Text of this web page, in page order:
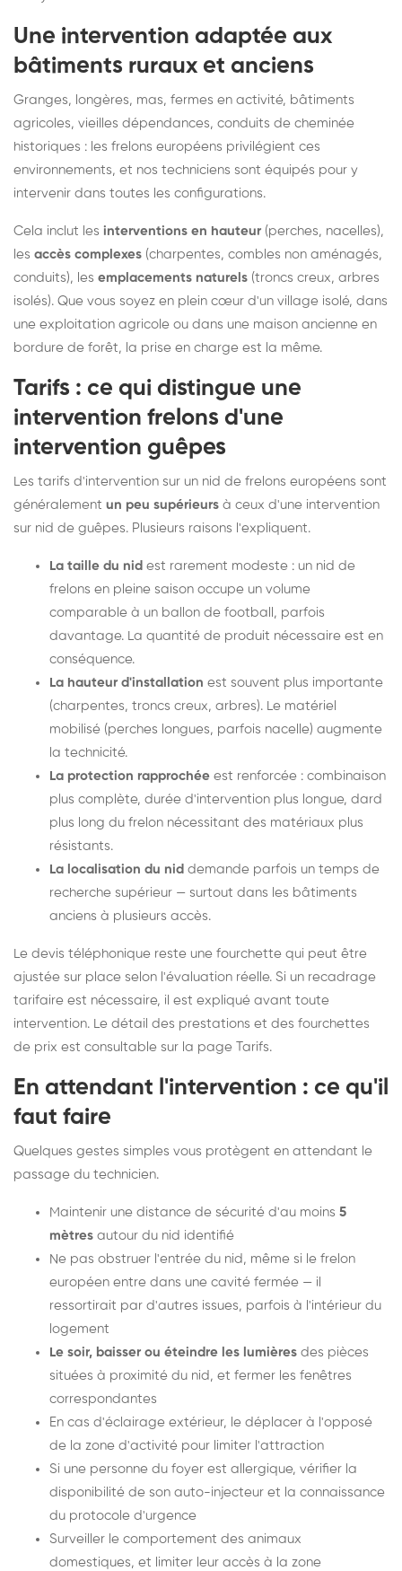
Une intervention adaptée aux
bâtiments ruraux et anciens
Granges, longères, mas, fermes en activité, bâtiments
agricoles, vieilles dépendances, conduits de cheminée
historiques : les frelons européens privilégient ces
environnements, et nos techniciens sont équipés pour y
intervenir dans toutes les configurations.
Cela inclut les interventions en hauteur (perches, nacelles),
les accès complexes (charpentes, combles non aménagés,
conduits), les emplacements naturels (troncs creux, arbres
isolés). Que vous soyez en plein cœur d'un village isolé, dans
une exploitation agricole ou dans une maison ancienne en
bordure de forêt, la prise en charge est la même.
Tarifs : ce qui distingue une
intervention frelons d'une
intervention guêpes
Les tarifs d'intervention sur un nid de frelons européens sont
généralement un peu supérieurs à ceux d'une intervention
sur nid de guêpes. Plusieurs raisons l'expliquent.
La taille du nid est rarement modeste : un nid de
frelons en pleine saison occupe un volume
comparable à un ballon de football, parfois
davantage. La quantité de produit nécessaire est en
conséquence.
La hauteur d'installation est souvent plus importante
(charpentes, troncs creux, arbres). Le matériel
mobilisé (perches longues, parfois nacelle) augmente
la technicité.
La protection rapprochée est renforcée : combinaison
plus complète, durée d'intervention plus longue, dard
plus long du frelon nécessitant des matériaux plus
résistants.
La localisation du nid demande parfois un temps de
recherche supérieur — surtout dans les bâtiments
anciens à plusieurs accès.
Le devis téléphonique reste une fourchette qui peut être
ajustée sur place selon l'évaluation réelle. Si un recadrage
tarifaire est nécessaire, il est expliqué avant toute
intervention. Le détail des prestations et des fourchettes
de prix est consultable sur la page Tarifs.
En attendant l'intervention : ce qu'il
faut faire
Quelques gestes simples vous protègent en attendant le
passage du technicien.
Maintenir une distance de sécurité d'au moins 5
mètres autour du nid identifié
Ne pas obstruer l'entrée du nid, même si le frelon
européen entre dans une cavité fermée — il
ressortirait par d'autres issues, parfois à l'intérieur du
logement
Le soir, baisser ou éteindre les lumières des pièces
situées à proximité du nid, et fermer les fenêtres
correspondantes
En cas d'éclairage extérieur, le déplacer à l'opposé
de la zone d'activité pour limiter l'attraction
Si une personne du foyer est allergique, vérifier la
disponibilité de son auto-injecteur et la connaissance
du protocole d'urgence
Surveiller le comportement des animaux
domestiques, et limiter leur accès à la zone